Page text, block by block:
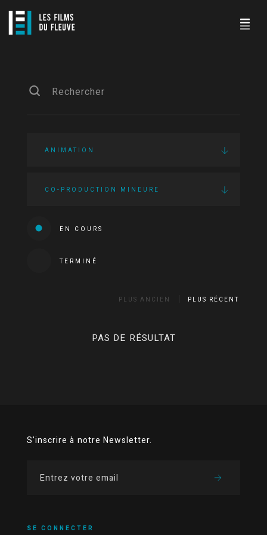
ANIMATION
CO-PRODUCTION MINEURE
EN COURS
TERMINÉ
PLUS ANCIEN PLUS RÉCENT
PAS DE RÉSULTAT
S'inscrire à notre Newsletter.
SE CONNECTER